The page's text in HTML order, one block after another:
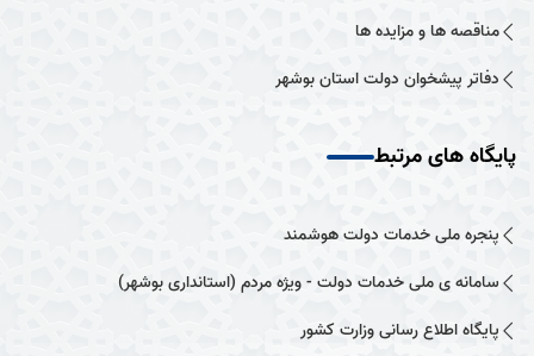
مناقصه ها و مزایده ها
دفاتر پیشخوان دولت استان بوشهر
پایگاه های مرتبط
پنجره ملی خدمات دولت هوشمند
سامانه ی ملی خدمات دولت - ویژه مردم (استانداری بوشهر)
پایگاه اطلاع رسانی وزارت کشور